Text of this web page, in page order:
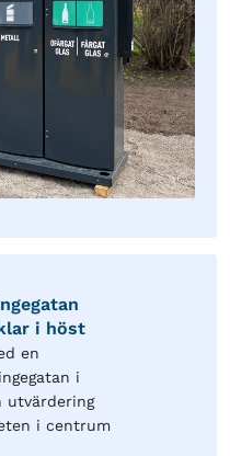
i höst
en
i
utvärdering
i centrum